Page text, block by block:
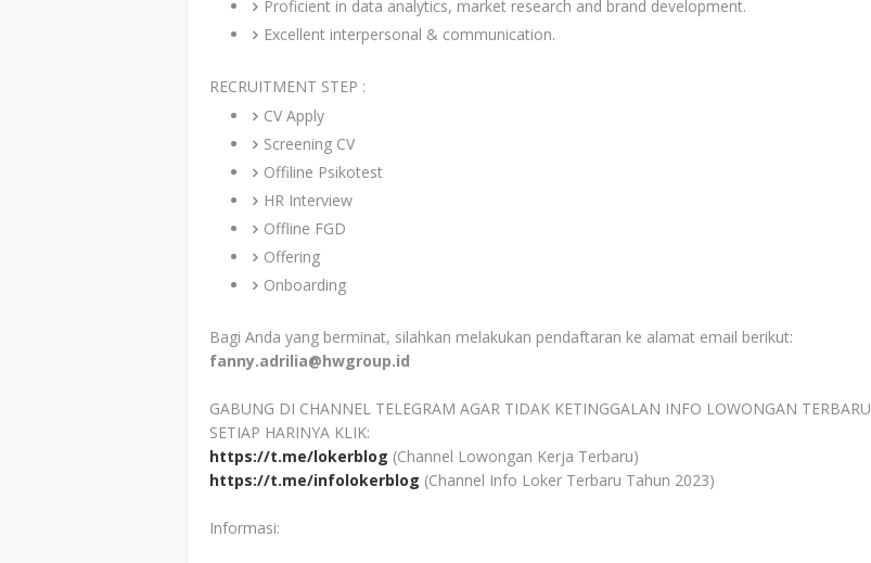
Proficient in data analytics, market research and brand development.
Excellent interpersonal & communication.
RECRUITMENT STEP :
CV Apply
Screening CV
Offiline Psikotest
HR Interview
Offline FGD
Offering
Onboarding
Bagi Anda yang berminat, silahkan melakukan pendaftaran ke alamat email berikut:
fanny.adrilia@hwgroup.id
GABUNG DI CHANNEL TELEGRAM AGAR TIDAK KETINGGALAN INFO LOWONGAN TERBARU
SETIAP HARINYA KLIK:
https://t.me/lokerblog (Channel Lowongan Kerja Terbaru)
https://t.me/infolokerblog (Channel Info Loker Terbaru Tahun 2023)
Informasi: